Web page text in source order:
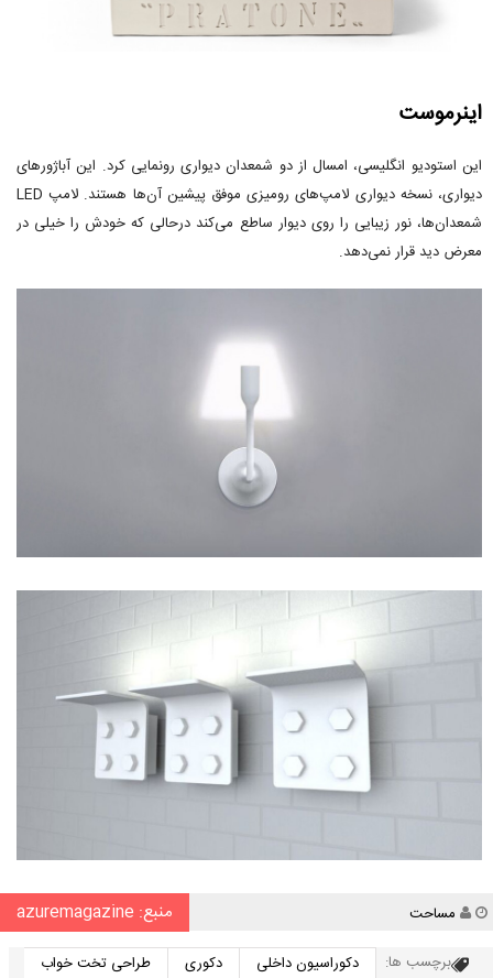
اینرموست
این استودیو انگلیسی، امسال از دو شمعدان دیواری رونمایی کرد. این آباژورهای
دیواری، نسخه دیواری لامپ‌های رومیزی موفق پیشین آن‌ها هستند. لامپ LED
شمعدان‌ها، نور زیبایی را روی دیوار ساطع می‌کند درحالی که خودش را خیلی در
معرض دید قرار نمی‌دهد.
نویسنده
مساحت منبع: azuremagazine
برچسب ها: دکوراسیون داخلی دکوری
طراحی تخت خواب